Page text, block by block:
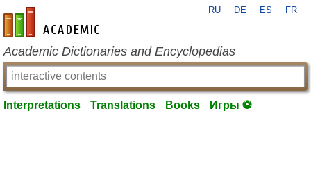
en-academic.com
RU DE ES FR
Academic Dictionaries and Encyclopedias
Interpretations Translations Books Игры ⚽